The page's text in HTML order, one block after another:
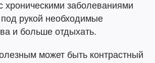
хроническими заболеваниями
рукой необходимые
и больше отдыхать.
может быть контрастный